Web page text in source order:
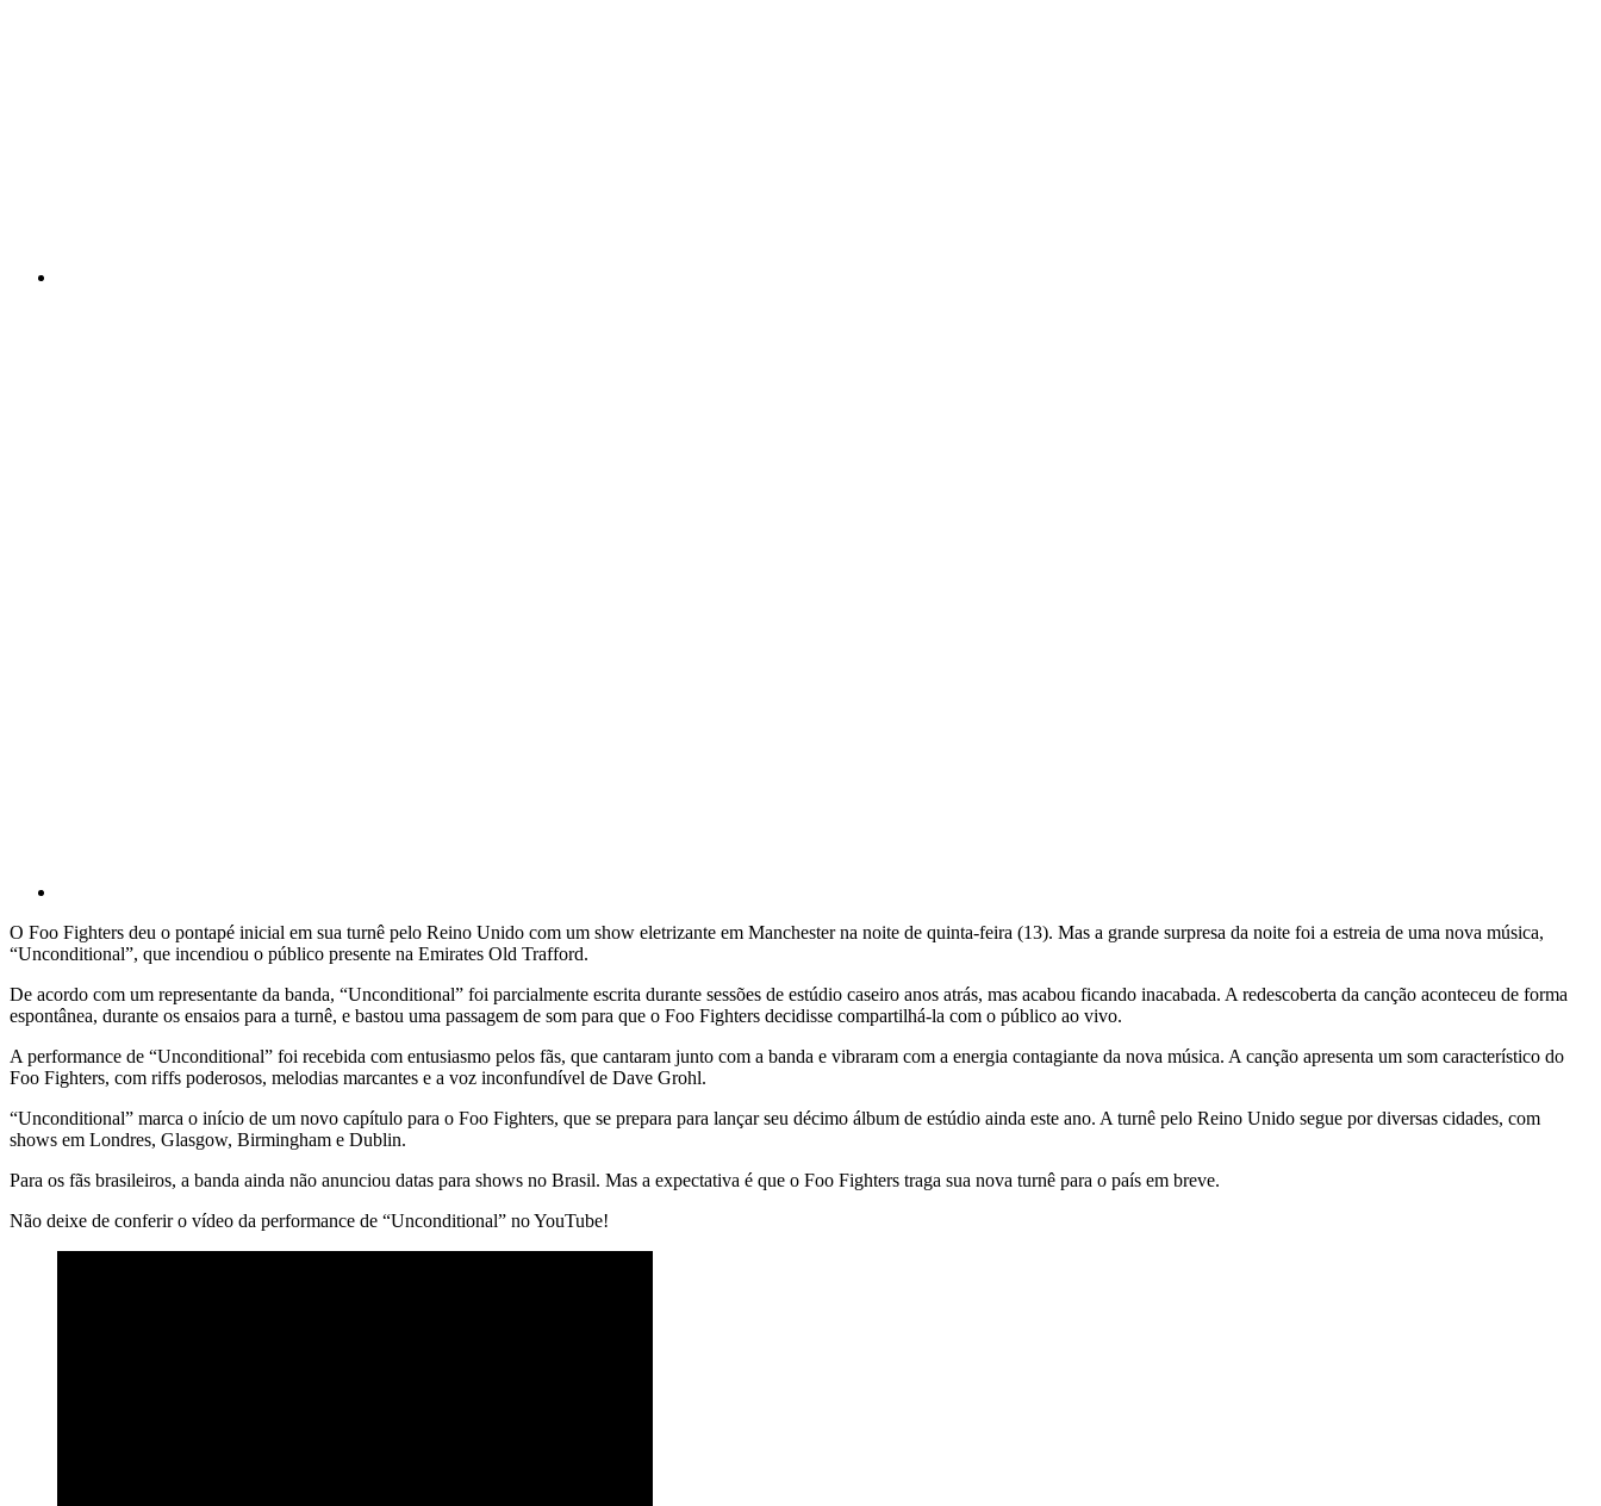
O Foo Fighters deu o pontapé inicial em sua turnê pelo Reino Unido com um show eletrizante em Manchester na noite de quinta-feira (13). Mas a grande surpresa da noite foi a estreia de uma nova música,
“Unconditional”, que incendiou o público presente na Emirates Old Trafford.
De acordo com um representante da banda, “Unconditional” foi parcialmente escrita durante sessões de estúdio caseiro anos atrás, mas acabou ficando inacabada. A redescoberta da canção aconteceu de forma
espontânea, durante os ensaios para a turnê, e bastou uma passagem de som para que o Foo Fighters decidisse compartilhá-la com o público ao vivo.
A performance de “Unconditional” foi recebida com entusiasmo pelos fãs, que cantaram junto com a banda e vibraram com a energia contagiante da nova música. A canção apresenta um som característico do
Foo Fighters, com riffs poderosos, melodias marcantes e a voz inconfundível de Dave Grohl.
“Unconditional” marca o início de um novo capítulo para o Foo Fighters, que se prepara para lançar seu décimo álbum de estúdio ainda este ano. A turnê pelo Reino Unido segue por diversas cidades, com
shows em Londres, Glasgow, Birmingham e Dublin.
Para os fãs brasileiros, a banda ainda não anunciou datas para shows no Brasil. Mas a expectativa é que o Foo Fighters traga sua nova turnê para o país em breve.
Não deixe de conferir o vídeo da performance de “Unconditional” no YouTube!